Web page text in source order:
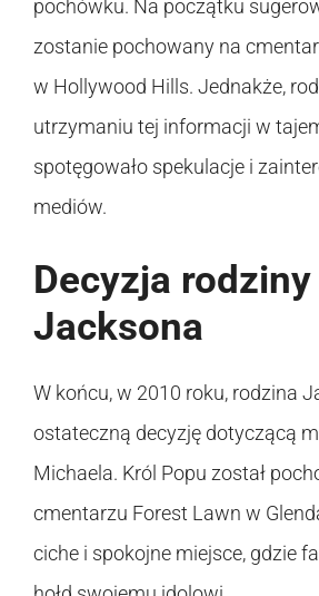
pochówku. Na początku
zostanie pochowany na
w Hollywood Hills. Jednakże,
utrzymaniu tej informacji w
spotęgowało spekulacje i
mediów.
Decyzja rodziny
Jacksona
W końcu, w 2010 roku, rodzina
ostateczną decyzję dotyczącą
Michaela. Król Popu został
cmentarzu Forest Lawn w
ciche i spokojne miejsce, gdzie